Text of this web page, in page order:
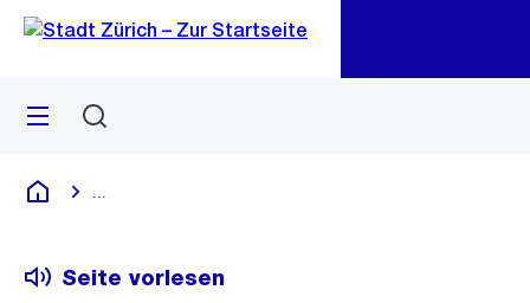
Navigation
Sprunglink
Menü
Deutsch
Seite vorlesen